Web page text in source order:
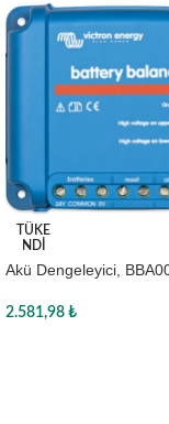
TÜKE
NDI
Akü Dengeleyici,
2.581,98 ₺